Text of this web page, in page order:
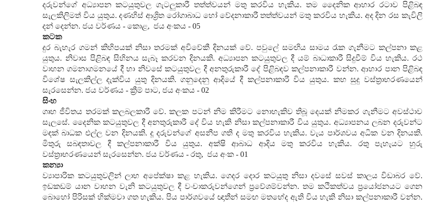
දරුවන්ගේ අධ්‍යාපන කටයුතුවල ගැටලුකාරී තත්ත්වයන් මතු කරවිය හැකිය. තම දෛනික ආහාර රටාව පිළිබඳ
සැලකිලිමත් විය යුතුය. දණහිස් ආශ්‍රිත රෝගාබාධ හෝ වේදනාකාරී තත්ත්වයන් මතු කරවිය හැකිය. අද දින රස කැවිලි
දන් දෙන්න. ජය වර්ණය - කොළ, ජය අංකය - 05
කටක
දුර බැහැර ගමන් කිහිපයක් නිසා තරමක් අවිවේකී දිනයක් වේ. පවුලේ සමඟිය සාමය රැක ගැනීමට කල්පනා කළ
යුතුය. නිවාස පිළිබඳ සිහිනය සැබෑ කරවන දිනයකි. අධ්‍යාපන කටයුතුවල දී යම් බාධාකාරී සිදුවීම් විය හැකිය. රථ
වාහන ගමනාගමනයේ දී හා නිවසේ කටයුතුවල දී අනතුරුකාරී දේ පිළිබඳව කල්පනාකාරී වන්න. ආහාර පාන පිළිබඳ
විශේෂ සැලකිල්ල දැක්විය යුතු දිනයකි. ගනුදෙනු ආදියේ දී කල්පනාකාරී විය යුතුය. කහ සුදු වස්ත්‍රාභරණයෙන්
සැරසෙන්න. ජය වර්ණය - ක්‍රීම් පාට, ජය අංකය - 02
සිංහ
ගෘහ ජීවිතය තරමක් කලබලකාරී වේ. කලක පටන් නිම කිරීමට නොහැකිව තිබූ දෙයක් නිමකර ගැනීමට අවස්ථාව
සැලසේ. දෛනික කටයුතුවල දී අනතුරුකාරී දේ විය හැකි නිසා කල්පනාකාරී විය යුතුය. අධ්‍යාපනය ලබන දරුවන්ට
මඳක් බාධක එල්ල වන දිනයකි. දූ දරුවන්ගේ අසනීප ගති ද මතු කරවිය හැකිය. වැය පාර්ශවය අධික වන දිනයකි.
මිතුරු සබඳතාවල දී කල්පනාකාරී විය යුතුය. අක්ෂි ආබාධ ආදිය මතු කරවිය හැකිය. රතු පැහැයට හුරු
වස්ත්‍රාභරණයෙන් සැරසෙන්න. ජය වර්ණය - රතු, ජය අංක - 01
කන්‍යා
ව්‍යාපාරික කටයුතුවලින් ලාභ අපේක්ෂා කළ හැකිය. ගෙදර දොර කටයුතු නිසා දවසේ සවස් කාලය විඩාබර වේ.
ඉඩකඩම් යාන වාහන වැනි කටයුතුවල දී වංචාකරුවන්ගෙන් ප්‍රවේශම්වන්න. තම කථිකත්වය ප්‍රයෝජනයට ගෙන
බොහෝ පිරිසක් හික්මවා ගත හැකිය. පිය පාර්ශවයේ ඥාතීන් සමඟ මතභේද ඇති විය හැකි නිසා කල්පනාකාරී වන්න.